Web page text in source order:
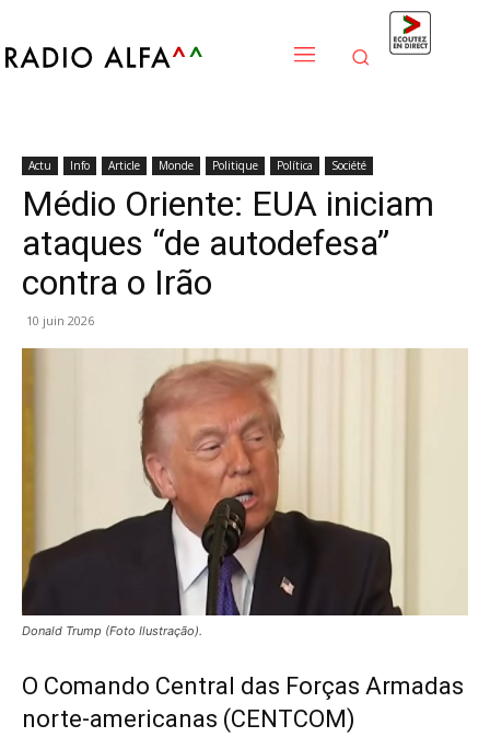
Actu Info Article Monde Politique Política Société
Médio Oriente: EUA iniciam
ataques “de autodefesa”
contra o Irão
10 juin 2026
Donald Trump (Foto Ilustração).
O Comando Central das Forças Armadas
norte-americanas (CENTCOM)